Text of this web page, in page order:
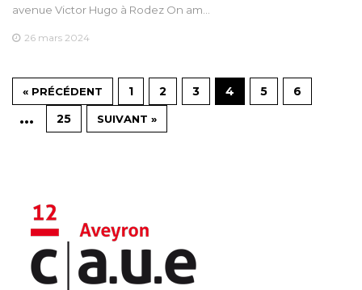
avenue Victor Hugo à Rodez On am…
26 mars 2024
« PRÉCÉDENT 1 2 3 4 5 6
… 25 SUIVANT »